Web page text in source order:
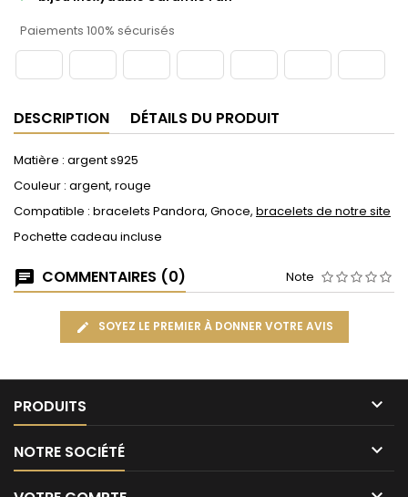
Paiements 100% sécurisés
DESCRIPTION DÉTAILS DU PRODUIT
Matière : argent s925
Couleur : argent, rouge
Compatible : bracelets Pandora, Gnoce, bracelets de notre site
Pochette cadeau incluse
COMMENTAIRES (0) Note
SOYEZ LE PREMIER À DONNER VOTRE AVIS
PRODUITS 
NOTRE SOCIÉTÉ 